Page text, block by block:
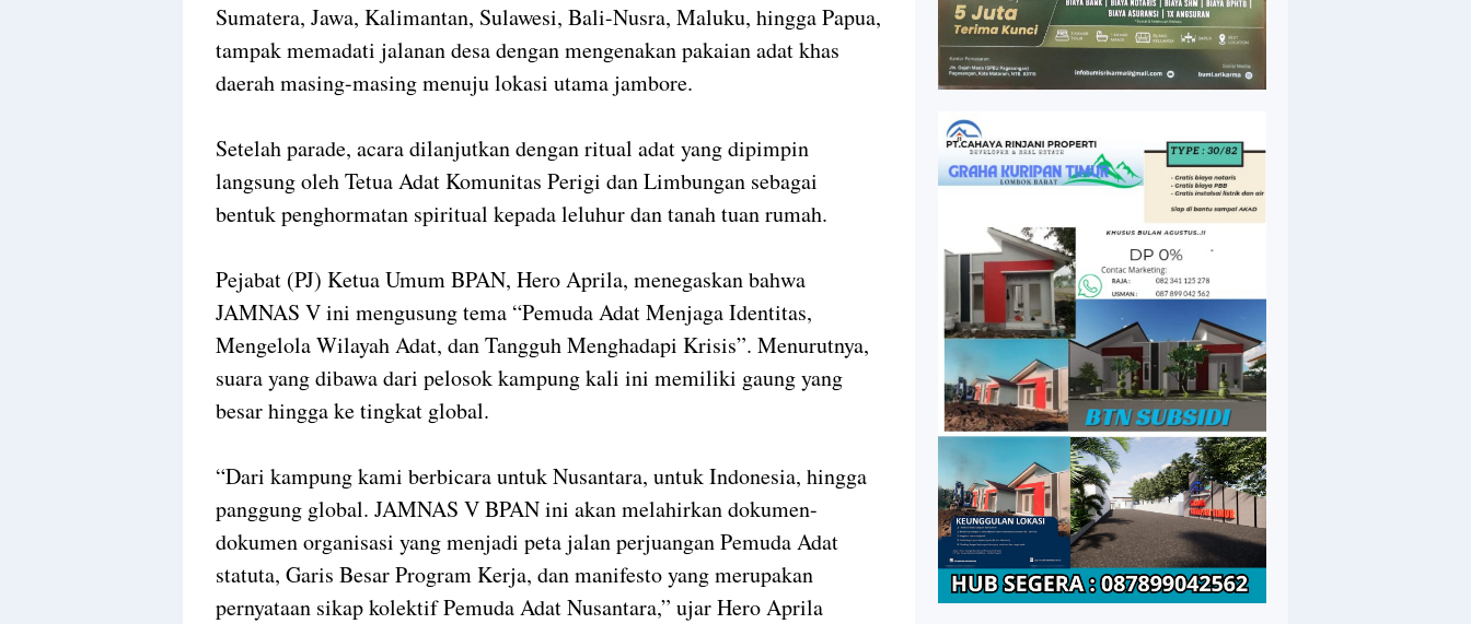
Sumatera, Jawa, Kalimantan, Sulawesi, Bali-Nusra, Maluku, hingga Papua,
tampak memadati jalanan desa dengan mengenakan pakaian adat khas
daerah masing-masing menuju lokasi utama jambore.
Setelah parade, acara dilanjutkan dengan ritual adat yang dipimpin
langsung oleh Tetua Adat Komunitas Perigi dan Limbungan sebagai
bentuk penghormatan spiritual kepada leluhur dan tanah tuan rumah.
Pejabat (PJ) Ketua Umum BPAN, Hero Aprila, menegaskan bahwa
JAMNAS V ini mengusung tema “Pemuda Adat Menjaga Identitas,
Mengelola Wilayah Adat, dan Tangguh Menghadapi Krisis”. Menurutnya,
suara yang dibawa dari pelosok kampung kali ini memiliki gaung yang
besar hingga ke tingkat global.
“Dari kampung kami berbicara untuk Nusantara, untuk Indonesia, hingga
panggung global. JAMNAS V BPAN ini akan melahirkan dokumen-
dokumen organisasi yang menjadi peta jalan perjuangan Pemuda Adat
statuta, Garis Besar Program Kerja, dan manifesto yang merupakan
pernyataan sikap kolektif Pemuda Adat Nusantara,” ujar Hero Aprila